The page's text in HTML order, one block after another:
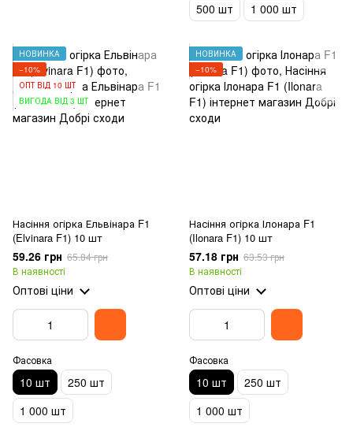
500 шт
1 000 шт
НОВИНКА
−10%
ОПТ ВІД 10 ШТ
ВИГОДА ВІД 3 ШТ
Насіння огірка Ельвінара F1
(Elvinara F1) 10 шт
59.26 грн 65.84 грн
В наявності
Оптові ціни
Фасовка
10 шт
250 шт
1 000 шт
НОВИНКА
−10%
Насіння огірка Ілонара F1
(Ilonara F1) 10 шт
57.18 грн 63.53 грн
В наявності
Оптові ціни
Фасовка
10 шт
250 шт
1 000 шт